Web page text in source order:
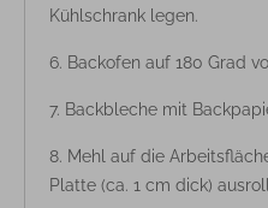
Kühlschrank legen.
Backofen auf 180 Grad
Backbleche mit
Mehl auf die
Platte (ca. 1 cm dick)